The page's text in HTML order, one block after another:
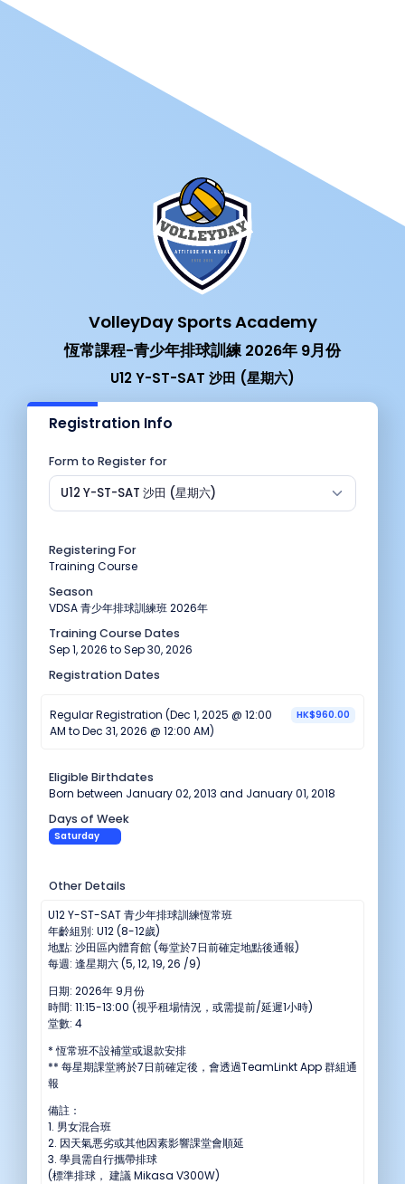
VolleyDay Sports Academy
恆常課程-青少年排球訓練 2026年 9月份
U12 Y-ST-SAT 沙田 (星期六)
Registration Info
Form to Register for
U12 Y-ST-SAT 沙田 (星期六)
Registering For
Training Course
Season
VDSA 青少年排球訓練班 2026年
Training Course Dates
Sep 1, 2026 to Sep 30, 2026
Registration Dates
Regular Registration (Dec 1, 2025 @ 12:00
AM to Dec 31, 2026 @ 12:00 AM)
HK$960.00
Eligible Birthdates
Born between January 02, 2013 and January 01, 2018
Days of Week
Saturday
Other Details
U12 Y-ST-SAT 青少年排球訓練恆常班
年齡組別: U12 (8-12歲)
地點: 沙田區內體育館 (每堂於7日前確定地點後通報)
每週: 逢星期六 (5, 12, 19, 26 /9)
日期: 2026年 9月份
時間: 11:15-13:00 (視乎租場情況，或需提前/延遲1小時)
堂數: 4
* 恆常班不設補堂或退款安排
** 每星期課堂將於7日前確定後，會透過TeamLinkt App 群組通
報
備註：
1. 男女混合班
2. 因天氣悪劣或其他因素影響課堂會順延
3. 學員需自行攜帶排球
(標準排球， 建議 Mikasa V300W)